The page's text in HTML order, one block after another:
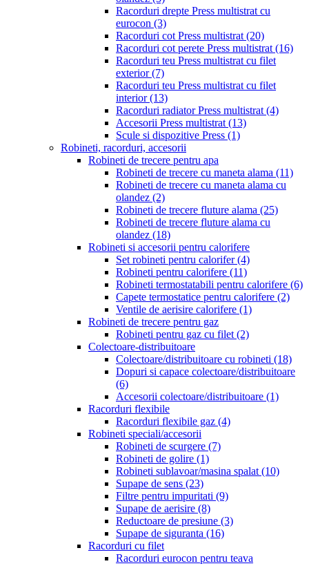
Racorduri drepte Press multistrat cu
eurocon (3)
Racorduri cot Press multistrat (20)
Racorduri cot perete Press multistrat (16)
Racorduri teu Press multistrat cu filet
exterior(7)
Racorduri teu Press multistrat cu filet
interior(13)
Racorduri radiator Press multistrat (4)
Accesorii Press multistrat (13)
Scule si dispozitive Press (1)
Robineti, racorduri, accesorii
Robineti de trecere pentru apa
Robineti de trecere cu maneta alama (11)
Robineti de trecere cu maneta alama cu
olandez (2)
Robineti de trecere fluture alama (25)
Robineti de trecere fluture alama cu
olandez (18)
Robineti si accesorii pentru calorifere
Set robineti pentru calorifer(4)
Robineti pentru calorifere (11)
Robineti termostatabili pentru calorifere (6)
Capete termostatice pentru calorifere (2)
Ventile de aerisire calorifere (1)
Robineti de trecere pentru gaz
Robineti pentru gaz cu filet (2)
Colectoare-distribuitoare
Colectoare/distribuitoare cu robineti (18)
Dopuri si capace colectoare/distribuitoare
(6)
Accesorii colectoare/distribuitoare (1)
Racorduri flexibile
Racorduri flexibile gaz (4)
Robineti speciali/accesorii
Robineti de scurgere (7)
Robineti de golire (1)
Robineti sublavoar/masina spalat (10)
Supape de sens (23)
Filtre pentru impuritati (9)
Supape de aerisire (8)
Reductoare de presiune (3)
Supape de siguranta (16)
Racorduri cu filet
Racorduri eurocon pentru teava